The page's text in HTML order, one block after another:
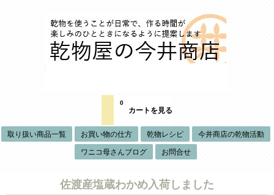
カートを見る
0
取り扱い商品一覧 お買い物の仕方 乾物レシピ 今井商店の乾物活動
ワニコ母さんブログ お問合せ
佐渡産塩蔵わかめ入荷しました